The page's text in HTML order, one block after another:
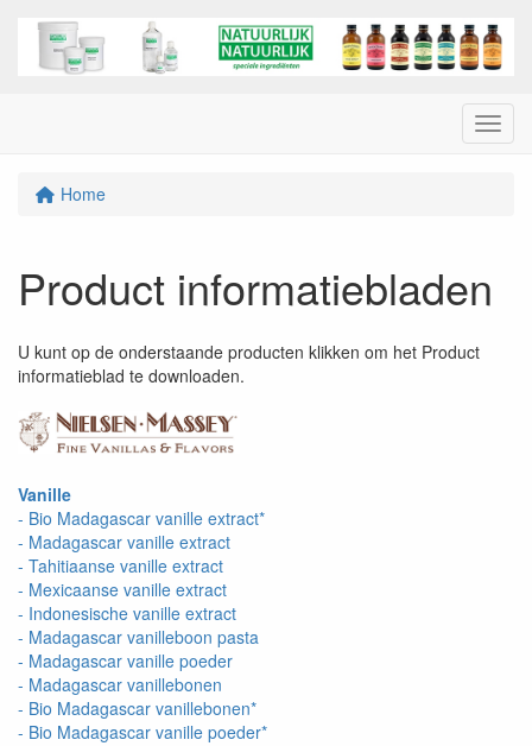
Menu
Home
Product informatiebladen
U kunt op de onderstaande producten klikken om het Product
informatieblad te downloaden.
Vanille
- Bio Madagascar vanille extract*
- Madagascar vanille extract
- Tahitiaanse vanille extract
- Mexicaanse vanille extract
- Indonesische vanille extract
- Madagascar vanilleboon pasta
- Madagascar vanille poeder
- Madagascar vanillebonen
- Bio Madagascar vanillebonen*
- Bio Madagascar vanille poeder*